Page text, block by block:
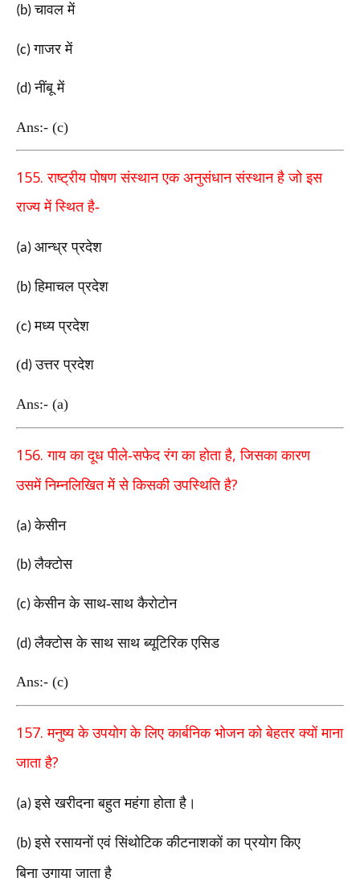
(b)चावल में
(c)गाजर में
(d)नींबू में
Ans:- (c)
155.राष्ट्रीय पोषण संस्थान एक अनुसंधान संस्थान है जो इस
राज्य में स्थित है-
(a) आन्ध्र प्रदेश
(b)हिमाचल प्रदेश
(c)मध्य प्रदेश
(d)उत्तर प्रदेश
Ans:- (a)
156.गाय का दूध पीले-सफेद रंग का होता है,जिसका कारण
उसमें निम्नलिखित में से किसकी उपस्थिति है?
(a)केसीन
(b)लैक्टोस
(c)केसीन के साथ-साथ कैरोटोन
(d)लैक्टोस के साथ साथ ब्यूटिरिक एसिड
Ans:- (c)
157.मनुष्य के उपयोग के लिए कार्बनिक भोजन को बेहतर क्यों माना
जाता है?
(a)इसे खरीदना बहुत महंगा होता है।
(b)इसे रसायनों एवं सिंथोटिक कीटनाशकों का प्रयोग किए
बिना उगाया जाता है